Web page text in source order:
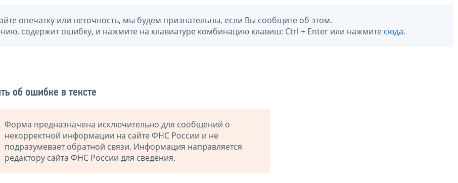
опечатку или неточность, мы будем признательны, если Вы сообщите об этом.
содержит ошибку, и нажмите на клавиатуре комбинацию клавиш: Ctrl + Enter или нажмите сюда.
об ошибке в тексте
Форма предназначена исключительно для сообщений о
некорректной информации на сайте ФНС России и не
подразумевает обратной связи. Информация направляется
редактору сайта ФНС России для сведения.